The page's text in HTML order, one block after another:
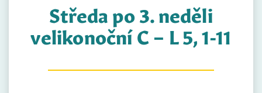
Středa po 3. neděli
velikonoční C – L 5, 1-11